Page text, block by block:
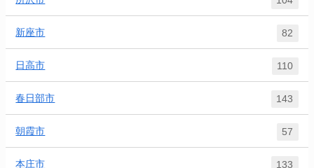
新座市 82
日高市 110
春日部市 143
朝霞市 57
本庄市 133